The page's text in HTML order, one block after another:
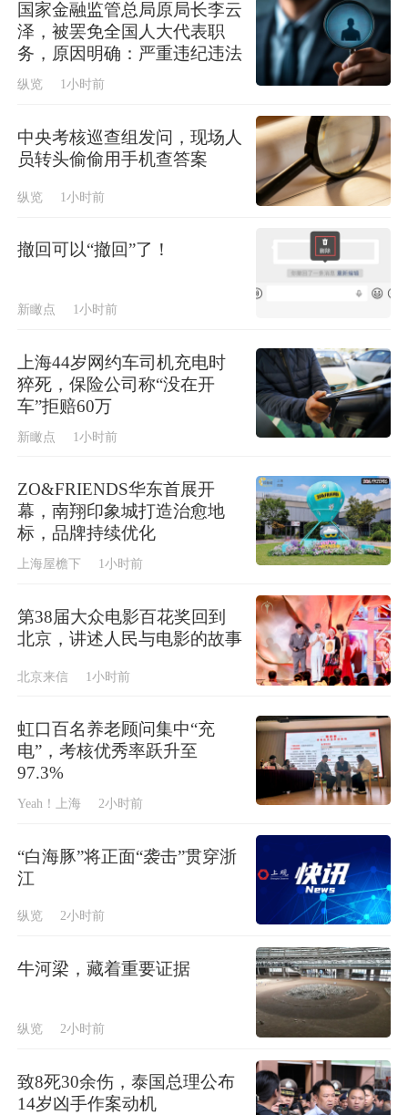
国家金融监管总局原局长李云
泽，被罢免全国人大代表职
务，原因明确：严重违纪违法
纵览 1小时前
中央考核巡查组发问，现场人
员转头偷偷用手机查答案
纵览 1小时前
撤回可以“撤回”了！
新瞰点 1小时前
上海44岁网约车司机充电时
猝死，保险公司称“没在开
车”拒赔60万
新瞰点 1小时前
ZO&FRIENDS华东首展开
幕，南翔印象城打造治愈地
标，品牌持续优化
上海屋檐下 1小时前
第38届大众电影百花奖回到
北京，讲述人民与电影的故事
北京来信 1小时前
虹口百名养老顾问集中“充
电”，考核优秀率跃升至
97.3%
Yeah！上海 2小时前
“白海豚”将正面“袭击”贯穿浙
江
纵览 2小时前
牛河梁，藏着重要证据
纵览 2小时前
致8死30余伤，泰国总理公布
14岁凶手作案动机